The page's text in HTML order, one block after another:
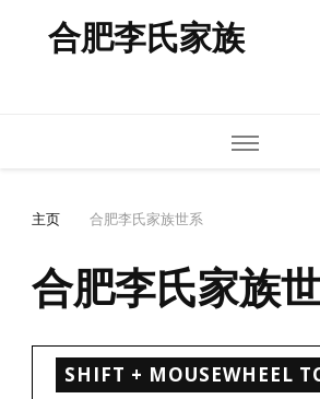
合肥李氏家族
主页 合肥李氏家族世系
合肥李氏家族
SHIFT + MOUSEWHEEL